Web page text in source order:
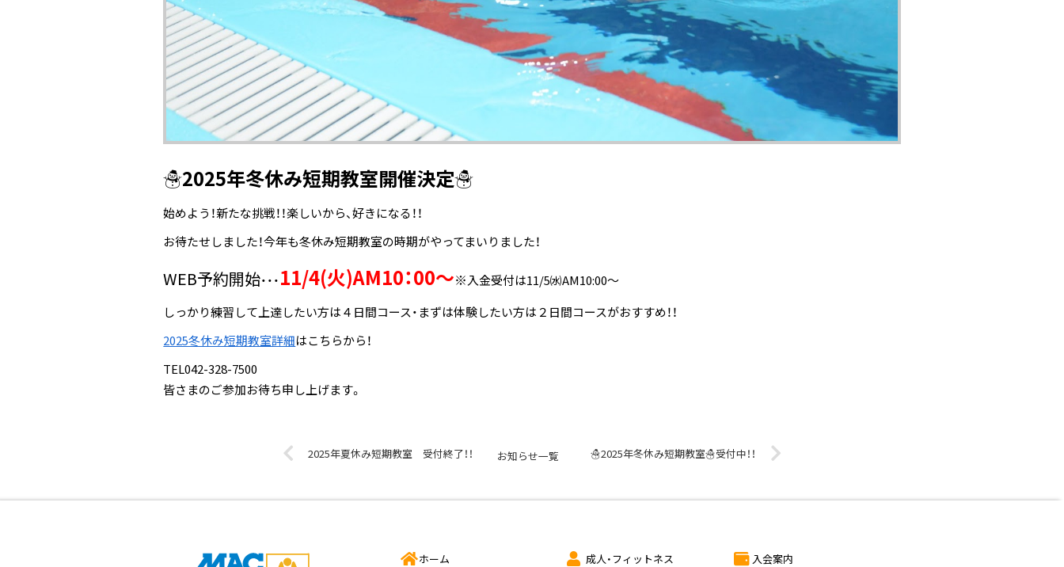
☃2025年冬休み短期教室開催決定☃
始めよう！新たな挑戦！！楽しいから、好きになる！！
お待たせしました！今年も冬休み短期教室の時期がやってまいりました！
WEB予約開始・・・11/4(火)AM10：00～※入金受付は11/5㈬AM10:00～
しっかり練習して上達したい方は４日間コース・まずは体験したい方は２日間コースがおすすめ！！
2025冬休み短期教室詳細はこちらから！
TEL042-328-7500
皆さまのご参加お待ち申し上げます。
2025年夏休み短期教室 受付終了！！ お知らせ一覧 ☃2025年冬休み短期教室☃受付中！！
ホーム
成人・フィットネス
入会案内